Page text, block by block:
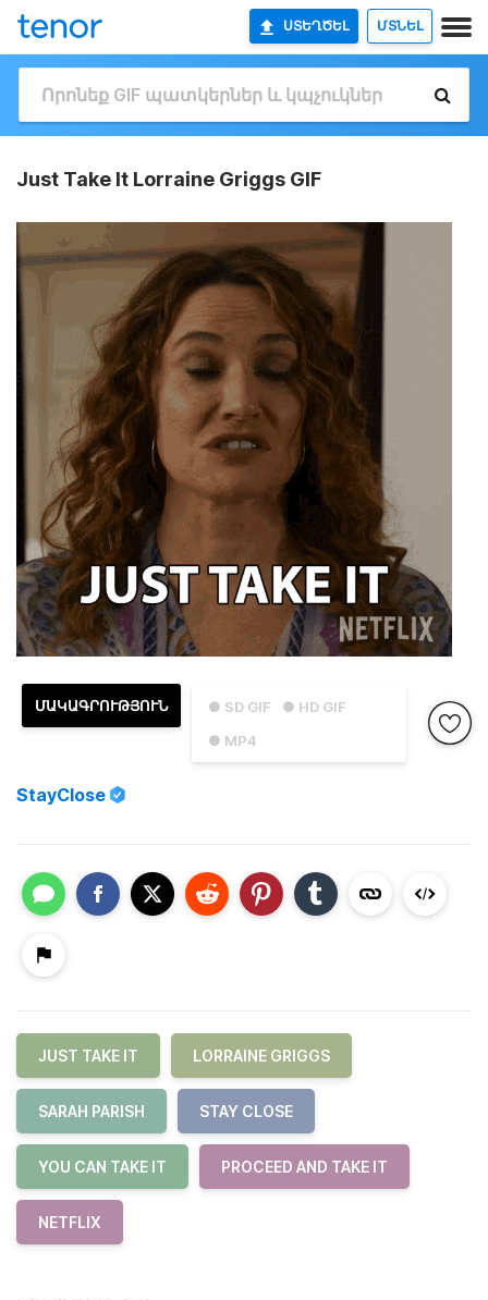
ՍՏԵՂԾԵԼ ՄՏՆԵԼ
Just Take It Lorraine Griggs GIF
● SD GIF
● HD GIF
● MP4
ՄԱԿԱԳՐՈՒԹՅՈՒՆ
StayClose
JUST TAKE IT LORRAINE GRIGGS
SARAH PARISH STAY CLOSE
YOU CAN TAKE IT PROCEED AND TAKE IT
NETFLIX